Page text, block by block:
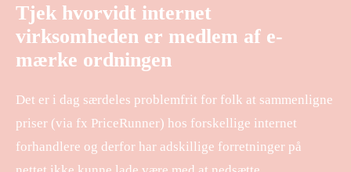
Tjek hvorvidt internet
virksomheden er medlem af e-
mærke ordningen
Det er i dag særdeles problemfrit for folk at sammenligne
priser (via fx PriceRunner) hos forskellige internet
forhandlere og derfor har adskillige forretninger på